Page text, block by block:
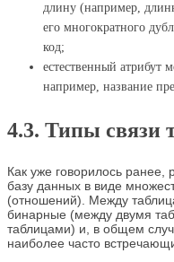
длину (например,
его многократного
код;
естественный атрибут
например, название
4.3. Типы связи
Как уже говорилось ранее,
базу данных в виде
(отношений). Между
бинарные (между двумя
таблицами) и, в общем
наиболее часто